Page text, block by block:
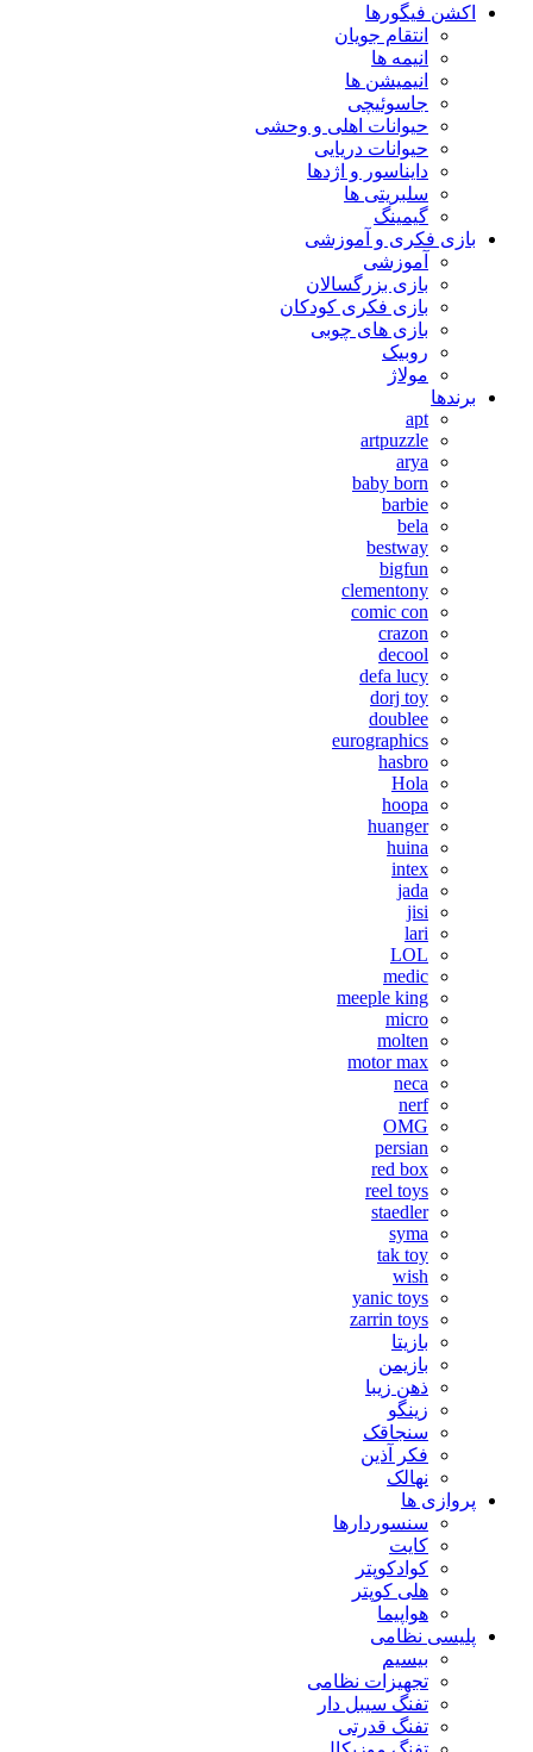
اکشن فیگورها
انتقام جویان
انیمه ها
انیمیشن ها
جاسوئیچی
حیوانات اهلی و وحشی
حیوانات دریایی
دایناسور و اژدها
سلبریتی ها
گیمینگ
بازی فکری و آموزشی
آموزشی
بازی بزرگسالان
بازی فکری کودکان
بازی های چوبی
روبیک
مولاژ
برندها
apt
artpuzzle
arya
baby born
barbie
bela
bestway
bigfun
clementony
comic con
crazon
decool
defa lucy
dorj toy
doublee
eurographics
hasbro
Hola
hoopa
huanger
huina
intex
jada
jisi
lari
LOL
medic
meeple king
micro
molten
motor max
neca
nerf
OMG
persian
red box
reel toys
staedler
syma
tak toy
wish
yanic toys
zarrin toys
بازیتا
بازیمن
ذهن زیبا
زینگو
سنجاقک
فکر آذین
نهالک
پروازی ها
سنسوردارها
کایت
کوادکوپتر
هلی کوپتر
هواپیما
پلیسی نظامی
بیسیم
تجهیزات نظامی
تفنگ سیبل دار
تفنگ قدرتی